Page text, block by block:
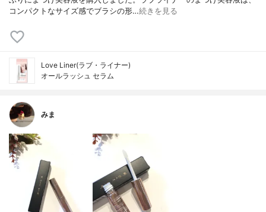
コンパクトなサイズ感でブラシの形…続きを見る
Love Liner(ラブ・ライナー)
オールラッシュ セラム
みま